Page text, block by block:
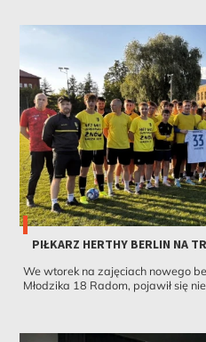
PIŁKARZ HERTHY BERLIN NA
We wtorek na zajęciach nowego
Młodzika 18 Radom, pojawił się